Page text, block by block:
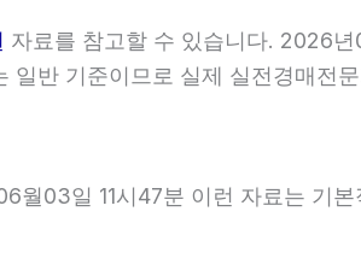
자료를 참고할 수 있습니다. 2026
반 기준이므로 실제 실전경매전
월03일 11시47분 이런 자료는 기